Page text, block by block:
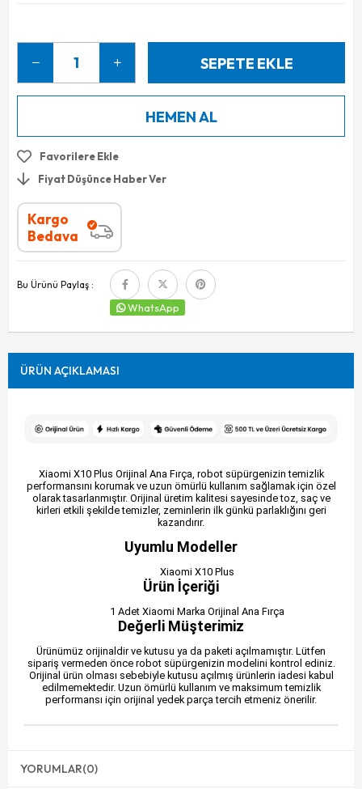
Favorilere Ekle
Fiyat Düşünce Haber Ver
Kargo
Bedava
Bu Ürünü Paylaş :
WhatsApp
ÜRÜN AÇIKLAMASI
Xiaomi X10 Plus Orijinal Ana Fırça, robot süpürgenizin temizlik
performansını korumak ve uzun ömürlü kullanım sağlamak için özel
olarak tasarlanmıştır. Orijinal üretim kalitesi sayesinde toz, saç ve
kirleri etkili şekilde temizler, zeminlerin ilk günkü parlaklığını geri
kazandırır.
Uyumlu Modeller
Xiaomi X10 Plus
Ürün İçeriği
1 Adet Xiaomi Marka Orijinal Ana Fırça
Değerli Müşterimiz
Ürünümüz orijinaldir ve kutusu ya da paketi açılmamıştır. Lütfen
sipariş vermeden önce robot süpürgenizin modelini kontrol ediniz.
Orijinal ürün olması sebebiyle kutusu açılmış ürünlerin iadesi kabul
edilmemektedir. Uzun ömürlü kullanım ve maksimum temizlik
performansı için orijinal yedek parça tercih etmeniz önerilir.
YORUMLAR(0)